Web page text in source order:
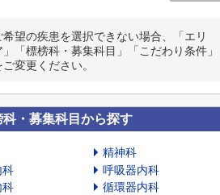
希望の疾患を選択できない場合、「エリ
」「標榜科・募集科目」「こだわり条件」
ご変更ください。
科・募集科目から探す
精神科
科
呼吸器内科
科
循環器内科